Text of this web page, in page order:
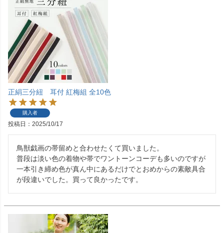
正絹三分紐 耳付 紅梅組 全10色
購入者
投稿日 2025/10/17
鳥獣戯画の帯留めと合わせたくて買いました。
普段は淡い色の着物や帯でワントーンコーデも多いのですが
一本引き締め色が真ん中にあるだけでとおめからの素敵具合
が段違いでした。買って良かったです。